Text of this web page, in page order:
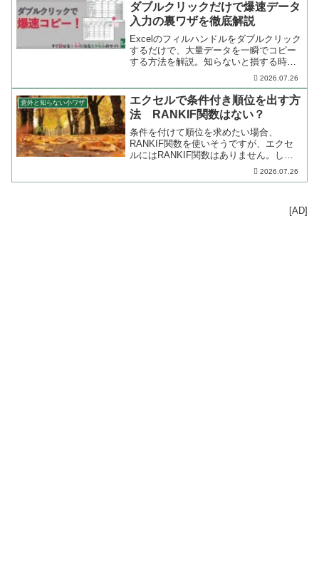
ダブルクリックだけで爆速データ
入力の裏ワザを徹底解説
Excelのフィルハンドルをダブルクリック
するだけで、大量データを一瞬でコピー
する方法を解説。知らないと損する時短
テクニックで、あなたのExcel作業を爆速
2026.07.26
意外と知らない小ワザ
エクセルで条件付き順位を出す方
法 RANKIF関数はない？
条件を付けて順位を求めたい場合、
RANKIF関数を使いそうですが、エクセ
ルにはRANKIF関数はありません。しか
し別の関数を応用することで、条件付き
2026.07.26
[AD]